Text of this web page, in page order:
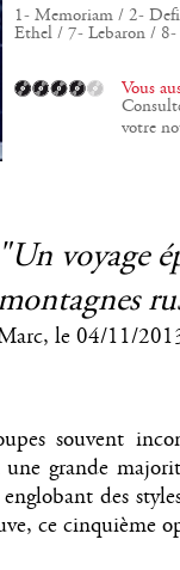
1- Memoriam / 2-
Ethel / 7- Lebaron /
Vous
votre
"Un voyage
, le 04/11/
souvent
une grande
des
ce cinquième